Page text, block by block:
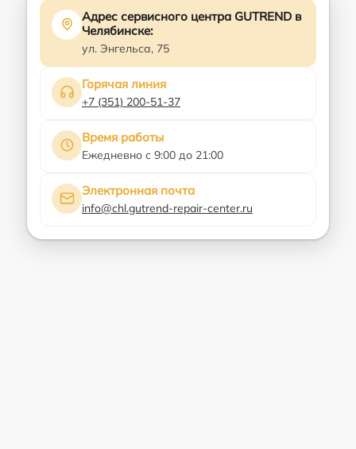
Адрес сервисного центра GUTREND в
Челябинске:
ул. Энгельса, 75
Горячая линия
+7 (351) 200-51-37
Время работы
Ежедневно с 9:00 до 21:00
Электронная почта
info@chl.gutrend-repair-center.ru